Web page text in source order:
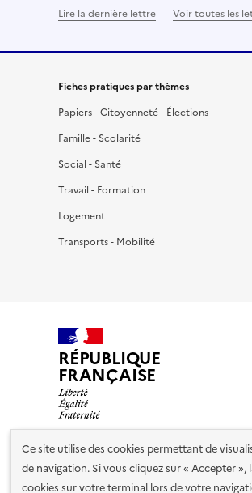
Ce site utilise des cookies permettant de
de navigation. Si vous cliquez sur « Accepter
cookies sur votre terminal lors de votre
Lire la dernière lettre Voir toutes les
Fiches pratiques par thèmes
Papiers - Citoyenneté - Élections
Famille - Scolarité
Social - Santé
Travail - Formation
Logement
Transports - Mobilité
RÉPUBLIQUE
FRANÇAISE
Nos partenaires